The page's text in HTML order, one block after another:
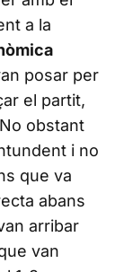
a la
posar per
el partit,
obstant
i no
que va
abans
arribar
van